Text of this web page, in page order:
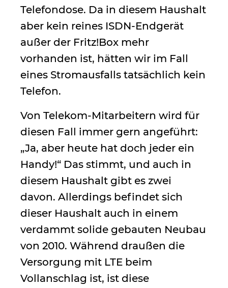
Telefondose. Da in diesem Haushalt
aber kein reines ISDN-Endgerät
außer der Fritz!Box mehr
vorhanden ist, hätten wir im Fall
eines Stromausfalls tatsächlich kein
Telefon.
Von Telekom-Mitarbeitern wird für
diesen Fall immer gern angeführt:
„Ja, aber heute hat doch jeder ein
Handy!“ Das stimmt, und auch in
diesem Haushalt gibt es zwei
davon. Allerdings befindet sich
dieser Haushalt auch in einem
verdammt solide gebauten Neubau
von 2010. Während draußen die
Versorgung mit LTE beim
Vollanschlag ist, ist diese